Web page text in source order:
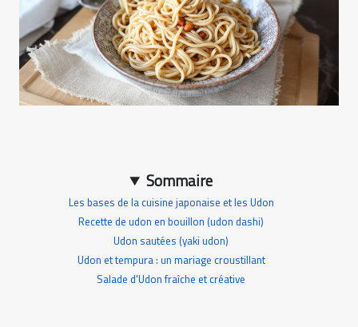
Sommaire
Les bases de la cuisine japonaise et les Udon
Recette de udon en bouillon (udon dashi)
Udon sautées (yaki udon)
Udon et tempura : un mariage croustillant
Salade d'Udon fraîche et créative